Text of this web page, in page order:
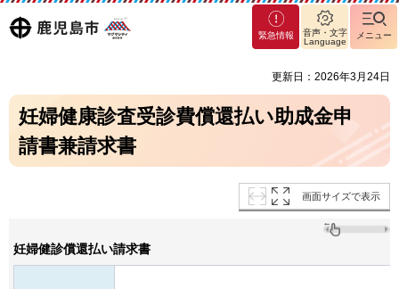
鹿児島
マグ
マシ
緊急情報
音声・文字
Language
メニュー
更新日：2026年3月24日
妊婦健康診査受診費償還払い助成金申
請書兼請求書
画面サイズで表示
妊婦健診償還払い請求書